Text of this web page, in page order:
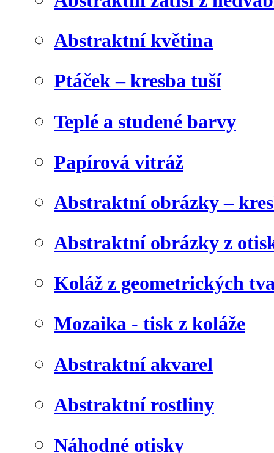
Abstraktní květina
Ptáček – kresba tuší
Teplé a studené barvy
Papírová vitráž
Abstraktní obrázky –
Abstraktní obrázky z
Koláž z geometrických
Mozaika - tisk z koláže
Abstraktní akvarel
Abstraktní rostliny
Náhodné otisky